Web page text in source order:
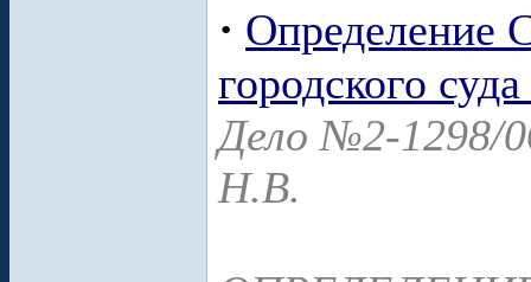
· Определение
городского
Дело №2-1298/
Н.В.